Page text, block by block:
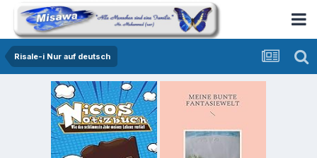
Risale-i Nur auf deutsch